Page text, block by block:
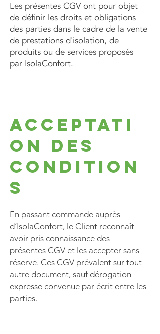
Les présentes CGV ont pour objet
de définir les droits et obligations
des parties dans le cadre de la vente
de prestations d'isolation, de
produits ou de services proposés
par IsolaConfort.
Acceptati
on des
condition
s
En passant commande auprès
d’IsolaConfort, le Client reconnaît
avoir pris connaissance des
présentes CGV et les accepter sans
réserve. Ces CGV prévalent sur tout
autre document, sauf dérogation
expresse convenue par écrit entre les
parties.